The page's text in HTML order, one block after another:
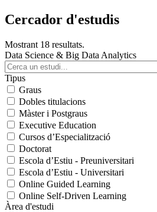
Cercador d'estudis
Mostrant 18 resultats.
Data Science & Big Data Analytics
Tipus
Graus
Dobles titulacions
Màster i Postgraus
Executive Education
Cursos d’Especialització
Doctorat
Escola d’Estiu - Preuniversitari
Escola d’Estiu - Universitari
Online Guided Learning
Online Self-Driven Learning
Àrea d'estudi